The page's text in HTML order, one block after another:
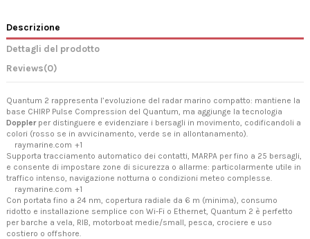
Descrizione
Dettagli del prodotto
Reviews(0)
Quantum 2 rappresenta l’evoluzione del radar marino compatto: mantiene la
base CHIRP Pulse Compression del Quantum, ma aggiunge la tecnologia
Dopplerper distinguere e evidenziare i bersagli in movimento, codificandoli a
colori (rosso se in avvicinamento, verde se in allontanamento).
raymarine.com +1
Supporta tracciamento automatico dei contatti, MARPA per fino a 25 bersagli,
e consente di impostare zone di sicurezza o allarme: particolarmente utile in
traffico intenso, navigazione notturna o condizioni meteo complesse.
raymarine.com +1
Con portata fino a 24 nm, copertura radiale da 6 m (minima), consumo
ridotto e installazione semplice con Wi-Fi o Ethernet, Quantum 2 è perfetto
per barche a vela, RIB, motorboat medie/small, pesca, crociere e uso
costiero o offshore.